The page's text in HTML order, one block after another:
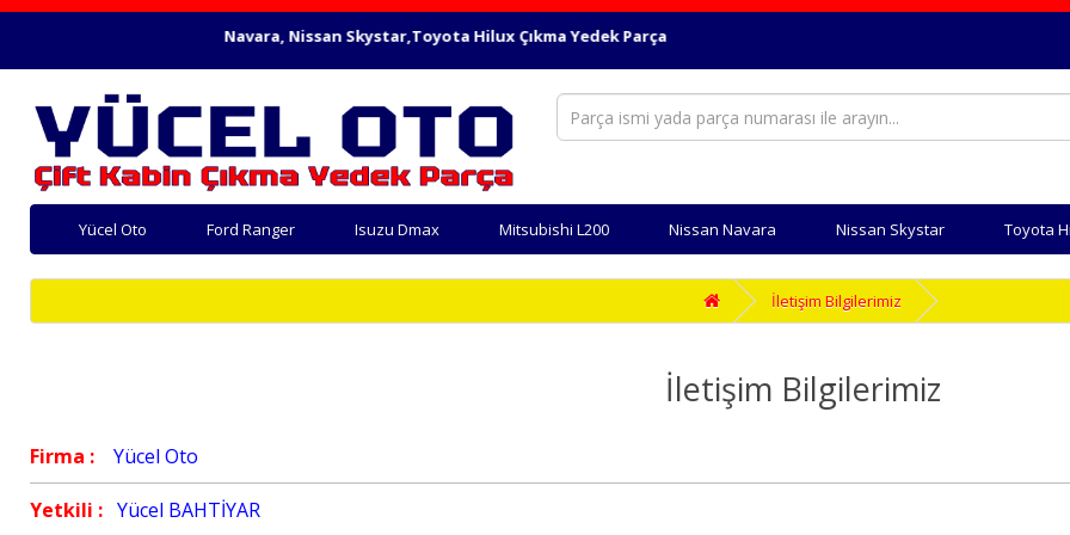
L200, Nissan Navara, Nissan Skystar,Toyota Hilux Çıkma Yedek Parça
Yücel Oto Ford Ranger Isuzu Dmax Mitsubishi L200 Nissan Navara Nissan Skystar Toyota
İletişim Bilgilerimiz
İletişim Bilgilerimiz
Firma : Yücel Oto
Yetkili : Yücel BAHTİYAR